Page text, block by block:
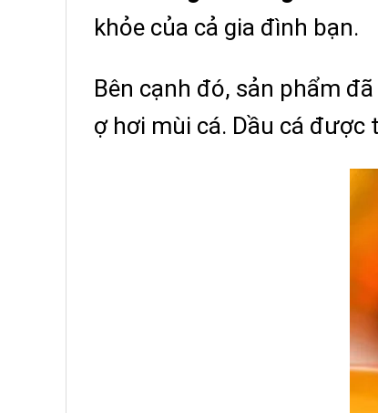
khỏe của cả gia đình bạn.
Bên cạnh đó, sản phẩm
ợ hơi mùi cá. Dầu cá